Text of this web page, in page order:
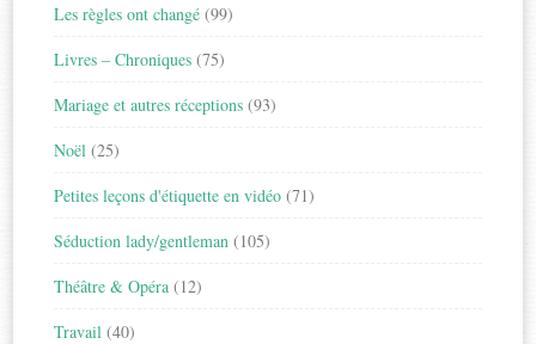
Les règles ont changé (99)
Livres – Chroniques (75)
Mariage et autres réceptions (93)
Noël (25)
Petites leçons d'étiquette en vidéo (71)
Séduction lady/gentleman (105)
Théâtre & Opéra (12)
Travail (40)